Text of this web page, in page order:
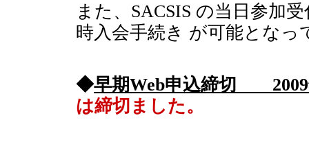
また、SACSIS の当日参加
時入会手続き が可能となっ
◆早期Web申込締切
は締切ました。